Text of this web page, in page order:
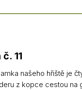
11
našeho hřiště je
z kopce cestou na